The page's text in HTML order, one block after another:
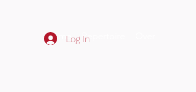
Home Repertoire
Log In